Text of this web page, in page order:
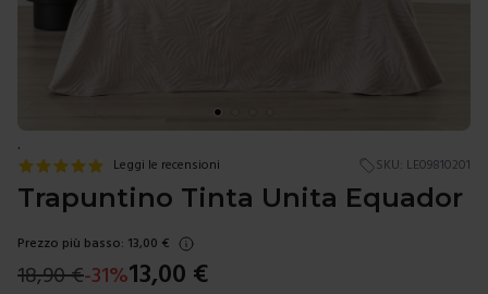
.
Leggi le recensioni SKU: LE09810201
Trapuntino Tinta Unita Equador
Prezzo più basso: 13,00 €
18,90€-31%13,00 €